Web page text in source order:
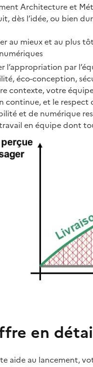
Architecture et
dès l’idée, ou bien
au mieux et au plus
l’appropriation par
éco-conception,
contexte, votre
continue, et le
et de numérique
en équipe dont
en
aide au lancement,